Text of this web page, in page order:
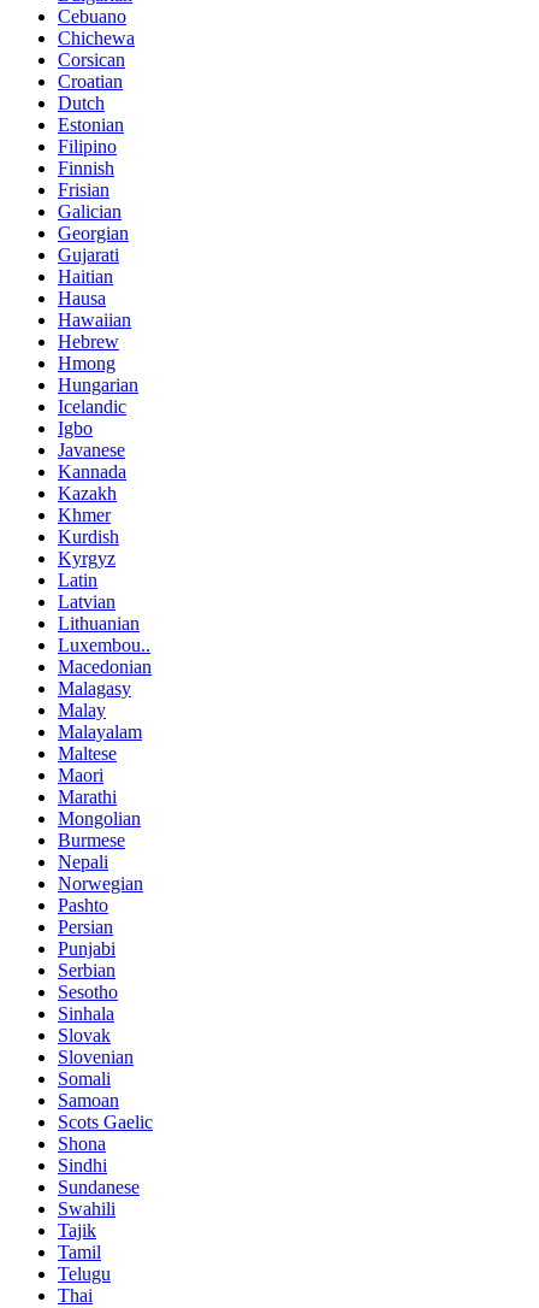
Cebuano
Chichewa
Corsican
Croatian
Dutch
Estonian
Filipino
Finnish
Frisian
Galician
Georgian
Gujarati
Haitian
Hausa
Hawaiian
Hebrew
Hmong
Hungarian
Icelandic
Igbo
Javanese
Kannada
Kazakh
Khmer
Kurdish
Kyrgyz
Latin
Latvian
Lithuanian
Luxembou..
Macedonian
Malagasy
Malay
Malayalam
Maltese
Maori
Marathi
Mongolian
Burmese
Nepali
Norwegian
Pashto
Persian
Punjabi
Serbian
Sesotho
Sinhala
Slovak
Slovenian
Somali
Samoan
Scots Gaelic
Shona
Sindhi
Sundanese
Swahili
Tajik
Tamil
Telugu
Thai